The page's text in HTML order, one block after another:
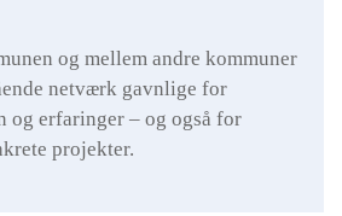
og mellem andre kommuner
netværk gavnlige for
og erfaringer – og også for
projekter.